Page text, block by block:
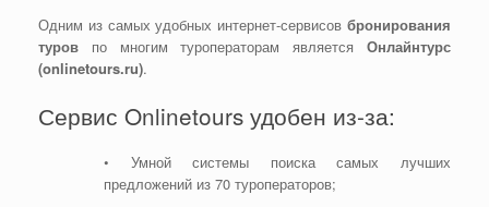
Одним из самых удобных интернет-сервисов бронирования
туров по многим туроператорам является Онлайнтурс
(onlinetours.ru).
Сервис Onlinetours удобен из-за:
• Умной системы поиска самых лучших
предложений из 70 туроператоров;